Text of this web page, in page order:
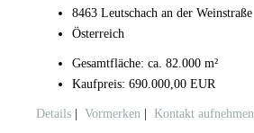
8463 Leutschach an der Weinstraße
Österreich
Gesamtfläche: ca. 82.000 m²
Kaufpreis: 690.000,00 EUR
Details | Vormerken | Kontakt aufnehmen